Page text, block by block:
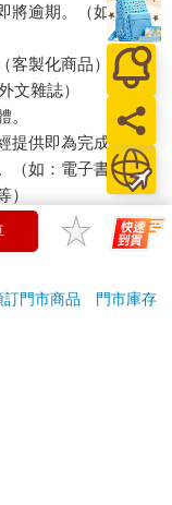
將逾期。（如：生
客製化商品）
文雜誌）
提供即為完成之線
（如：電子書、電
褲、刮鬍刀、除毛
豫期（含例假
受單獨退貨）必須
訂門市商品
門市庫存